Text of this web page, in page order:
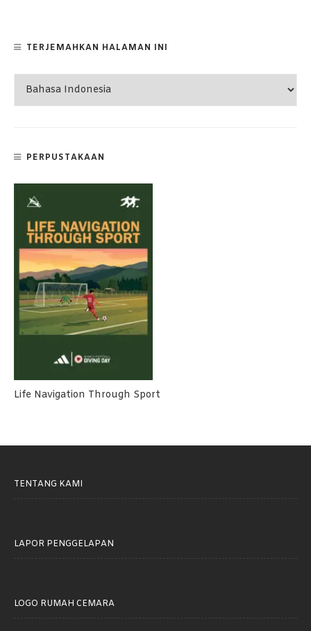
TERJEMAHKAN HALAMAN INI
PERPUSTAKAAN
Life Navigation Through Sport
TENTANG KAMI
LAPOR PENGGELAPAN
LOGO RUMAH CEMARA